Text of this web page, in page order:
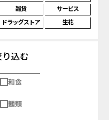
雑貨
サービス
ドラッグストア 生花
込む
和食
麺類